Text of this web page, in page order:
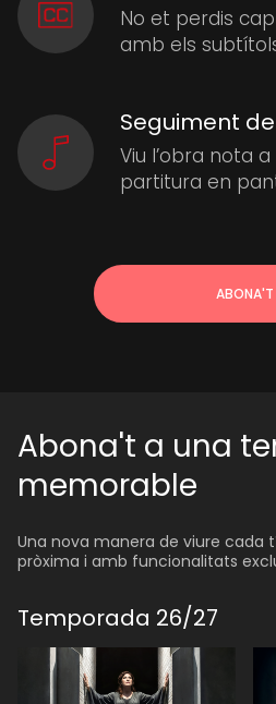
No et perdis
amb els
Seguiment
Viu l’obra nota
partitura en
ABONA'T
Abona't a una
memorable
Una nova manera de viure cada
pròxima i amb funcionalitats
Temporada 26/27